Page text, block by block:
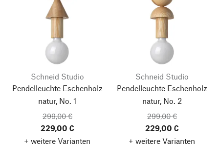
Schneid Studio
Pendelleuchte Eschenholz
natur, No. 1
299,00 €
229,00 €
+ weitere Varianten
Schneid Studio
Pendelleuchte Eschenholz
natur, No. 2
299,00 €
229,00 €
+ weitere Varianten